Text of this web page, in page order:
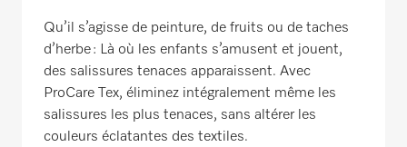
Qu’il s’agisse de peinture, de fruits ou de taches
d’herbe : Là où les enfants s’amusent et jouent,
des salissures tenaces apparaissent. Avec
ProCare Tex, éliminez intégralement même les
salissures les plus tenaces, sans altérer les
couleurs éclatantes des textiles.